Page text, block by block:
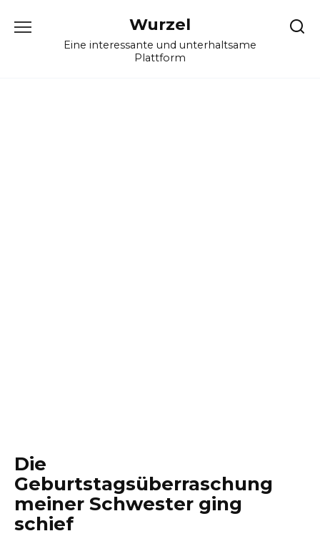
Wurzel
Eine interessante und unterhaltsame
Plattform
Die
Geburtstagsüberraschung
meiner Schwester ging
schief